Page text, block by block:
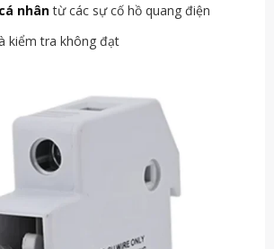
nhântừ các sự cố hồ quang điện
kiểm tra không đạt